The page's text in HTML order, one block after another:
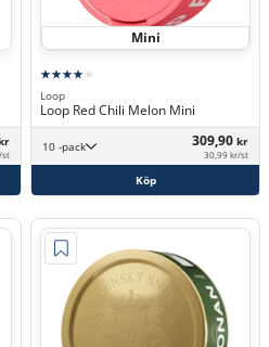
st
Mini
Loop
Loop Red Chili Melon Mini
10 -pack 309,90 kr
30,99 kr/st
Köp